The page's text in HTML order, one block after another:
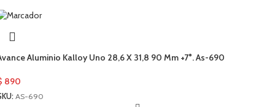
Aluminio Kalloy Uno 28,6 X 31,8 90 Mm +7°. As-690
890
AS-690